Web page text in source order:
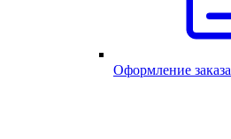
Оформление заказа